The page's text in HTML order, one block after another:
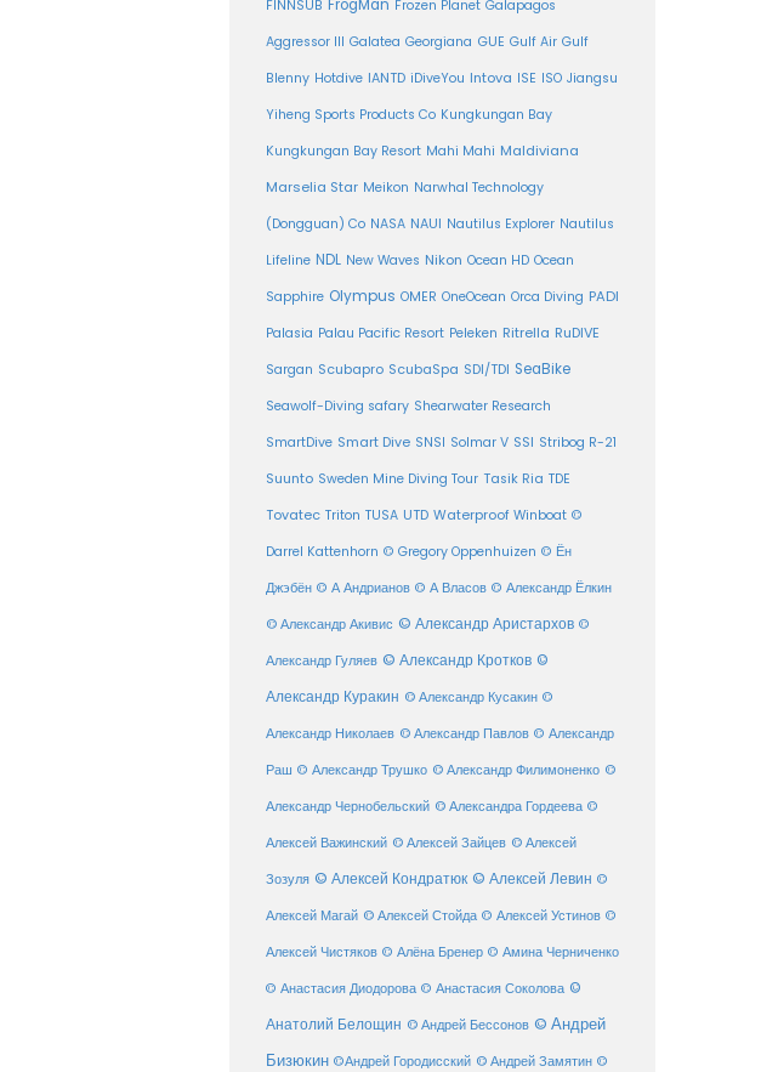
FINNSUB FrogMan Frozen Planet Galapagos
Aggressor III Galatea Georgiana GUE Gulf Air Gulf
Blenny Hotdive IANTD iDiveYou Intova ISE ISO Jiangsu
Yiheng Sports Products Co Kungkungan Bay
Kungkungan Bay Resort Mahi Mahi Maldiviana
Marselia Star Meikon Narwhal Technology
(Dongguan) Co NASA NAUI Nautilus Explorer Nautilus
Lifeline NDL New Waves Nikon Ocean HD Ocean
Sapphire Olympus OMER OneOcean Orca Diving PADI
Palasia Palau Pacific Resort Peleken Ritrella RuDIVE
Sargan Scubapro ScubaSpa SDI/TDI SeaBike
Seawolf-Diving safary Shearwater Research
SmartDive Smart Dive SNSI Solmar V SSI Stribog R-21
Suunto Sweden Mine Diving Tour Tasik Ria TDE
Tovatec Triton TUSA UTD Waterproof Winboat ©
Darrel Kattenhorn © Gregory Oppenhuizen © Ён
Джэбён © А Андрианов © А Власов © Александр Ёлкин
© Александр Акивис © Александр Аристархов ©
Александр Гуляев © Александр Кротков ©
Александр Куракин © Александр Кусакин ©
Александр Николаев © Александр Павлов © Александр
Раш © Александр Трушко © Александр Филимоненко ©
Александр Чернобельский © Александра Гордеева ©
Алексей Важинский © Алексей Зайцев © Алексей
Зозуля © Алексей Кондратюк © Алексей Левин ©
Алексей Магай © Алексей Стойда © Алексей Устинов ©
Алексей Чистяков © Алёна Бренер © Амина Черниченко
© Анастасия Диодорова © Анастасия Соколова ©
Анатолий Белощин © Андрей Бессонов © Андрей
Бизюкин ©Андрей Городисский © Андрей Замятин ©